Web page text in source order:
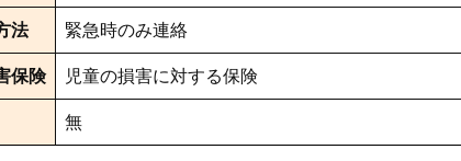
法 緊急時のみ連絡
保険 児童の損害に対する保険
無